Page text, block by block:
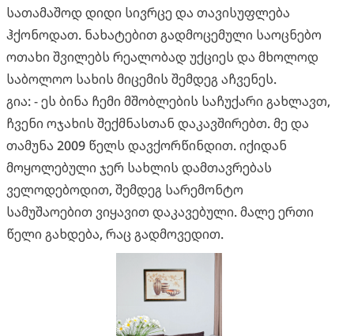
სათამაშოდ დიდი სივრცე და თავისუფლება
ჰქონოდათ. ნახატებით გადმოცემული საოცნებო
ოთახი შვილებს რეალობად უქციეს და მხოლოდ
საბოლოო სახის მიცემის შემდეგ აჩვენეს.
გია: - ეს ბინა ჩემი მშობლების საჩუქარი გახლავთ,
ჩვენი ოჯახის შექმნასთან დაკავშირებთ. მე და
თამუნა 2009 წელს დავქორწინდით. იქიდან
მოყოლებული ჯერ სახლის დამთავრებას
ველოდებოდით, შემდეგ სარემონტო
სამუშაოებით ვიყავით დაკავებული. მალე ერთი
წელი გახდება, რაც გადმოვედით.